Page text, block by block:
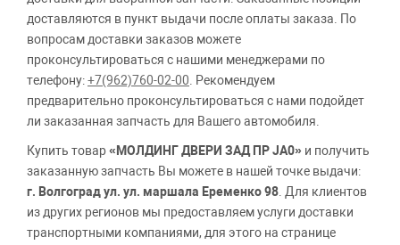
доставляются в пункт выдачи после оплаты заказа. По
вопросам доставки заказов можете
проконсультироваться с нашими менеджерами по
телефону:+7(962)760-02-00 . Рекомендуем
предварительно проконсультироваться с нами подойдет
ли заказанная запчасть для Вашего автомобиля.
Купить товар«МОЛДИНГ ДВЕРИ ЗАД ПР JA0» и получить
заказанную запчасть Вы можете в нашей точке выдачи:
г. Волгоград ул. ул. маршала Еременко 98 . Для клиентов
из других регионов мы предоставляем услуги доставки
транспортными компаниями, для этого на странице